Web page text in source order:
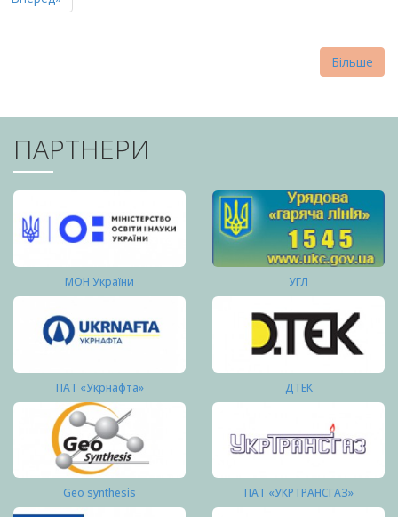
сторінка
Більше
ПАРТНЕРИ
МОН України УГЛ
ПАТ «Укрнафта» ДТЕК
Geo synthesis ПАТ «УКРТРАНСГАЗ»